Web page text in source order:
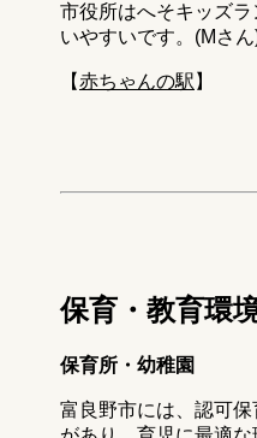
市役所はへそキッズ
いやすいです。(Mさん)
【赤ちゃんの駅 】
保育・教育環
保育所・幼稚園
富良野市には、認可